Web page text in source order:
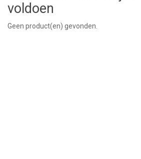
voldoen
Geen product(en) gevonden.